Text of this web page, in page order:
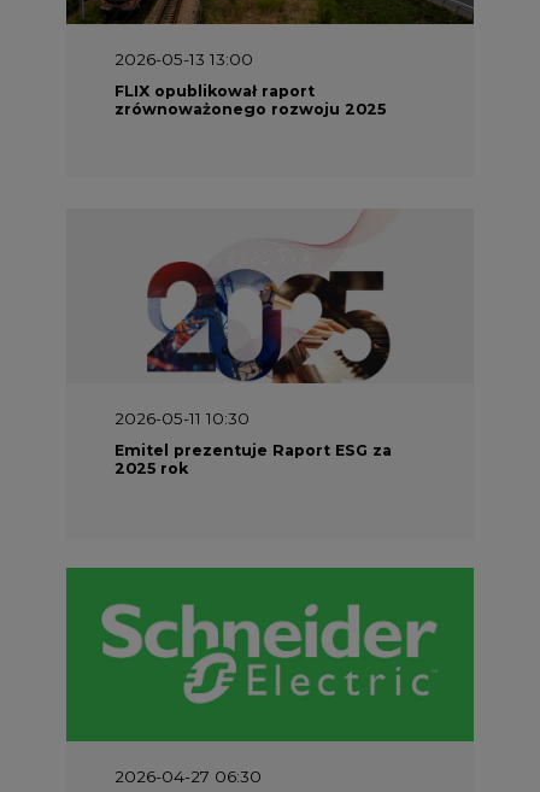
2026-05-13 13:00
FLIX opublikował raport
zrównoważonego rozwoju 2025
2026-05-11 10:30
Emitel prezentuje Raport ESG za
2025 rok
2026-04-27 06:30